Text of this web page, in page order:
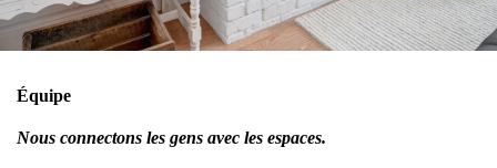
Équipe
Nous connectons les gens avec les espaces.